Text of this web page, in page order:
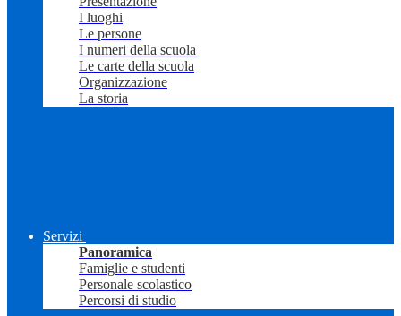
I luoghi
Le persone
I numeri della scuola
Le carte della scuola
Organizzazione
La storia
Servizi
Panoramica
Famiglie e studenti
Personale scolastico
Percorsi di studio